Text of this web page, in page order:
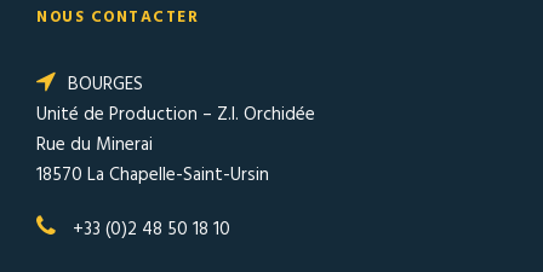
NOUS CONTACTER
BOURGES
Unité de Production – Z.I. Orchidée
Rue du Minerai
18570 La Chapelle-Saint-Ursin
+33 (0)2 48 50 18 10